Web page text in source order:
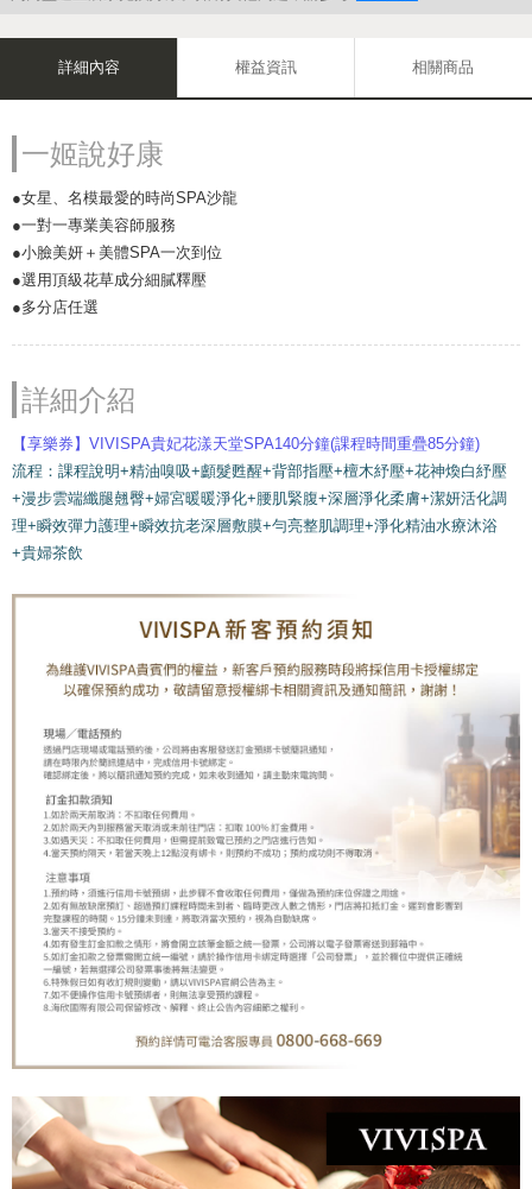
詳細內容 權益資訊 相關商品
一姬說好康
●女星、名模最愛的時尚SPA沙龍
●一對一專業美容師服務
●小臉美妍＋美體SPA一次到位
●選用頂級花草成分細膩釋壓
●多分店任選
詳細介紹
【享樂券】VIVISPA貴妃花漾天堂SPA140分鐘(課程時間重疊85分鐘)
流程：課程說明+精油嗅吸+顱髮甦醒+背部指壓+檀木紓壓+花神煥白紓壓
+漫步雲端纖腿翹臀+婦宮暖暖淨化+腰肌緊腹+深層淨化柔膚+潔妍活化調
理+瞬效彈力護理+瞬效抗老深層敷膜+勻亮整肌調理+淨化精油水療沐浴
+貴婦茶飲